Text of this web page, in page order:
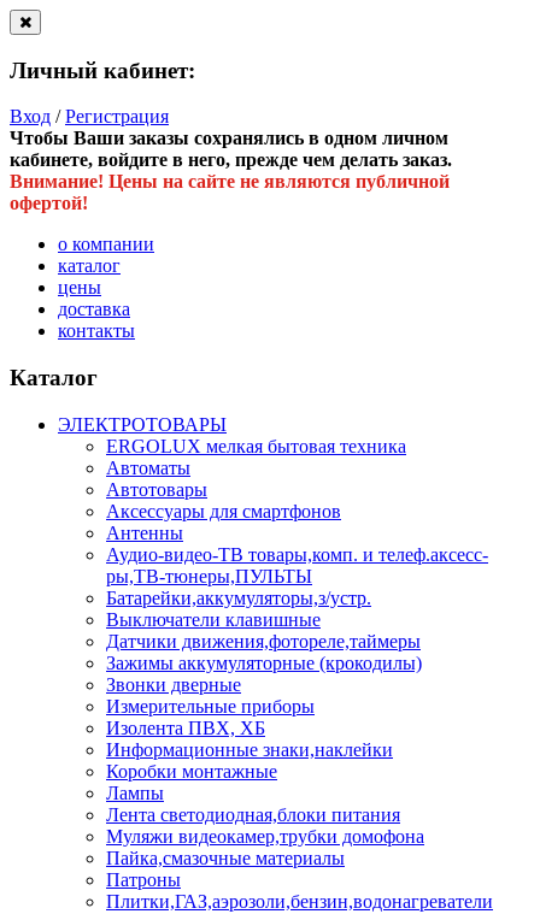
Личный кабинет:
Вход /Регистрация
Чтобы Ваши заказы сохранялись в одном личном
кабинете, войдите в него, прежде чем делать заказ.
Внимание! Цены на сайте не являются публичной
офертой!
о компании
каталог
цены
доставка
контакты
Каталог
ЭЛЕКТРОТОВАРЫ
ERGOLUX мелкая бытовая техника
Автоматы
Автотовары
Аксессуары для смартфонов
Антенны
Аудио-видео-ТВ товары,комп. и телеф.аксесс-
ры,ТВ-тюнеры,ПУЛЬТЫ
Батарейки,аккумуляторы,з/устр.
Выключатели клавишные
Датчики движения,фотореле,таймеры
Зажимы аккумуляторные (крокодилы)
Звонки дверные
Измерительные приборы
Изолента ПВХ, ХБ
Информационные знаки,наклейки
Коробки монтажные
Лампы
Лента светодиодная,блоки питания
Муляжи видеокамер,трубки домофона
Пайка,смазочные материалы
Патроны
Плитки,ГАЗ,аэрозоли,бензин,водонагреватели